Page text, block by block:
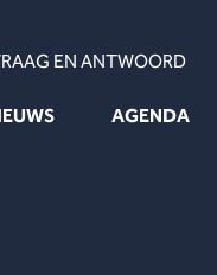
AGENDA
EN ANTWOORD